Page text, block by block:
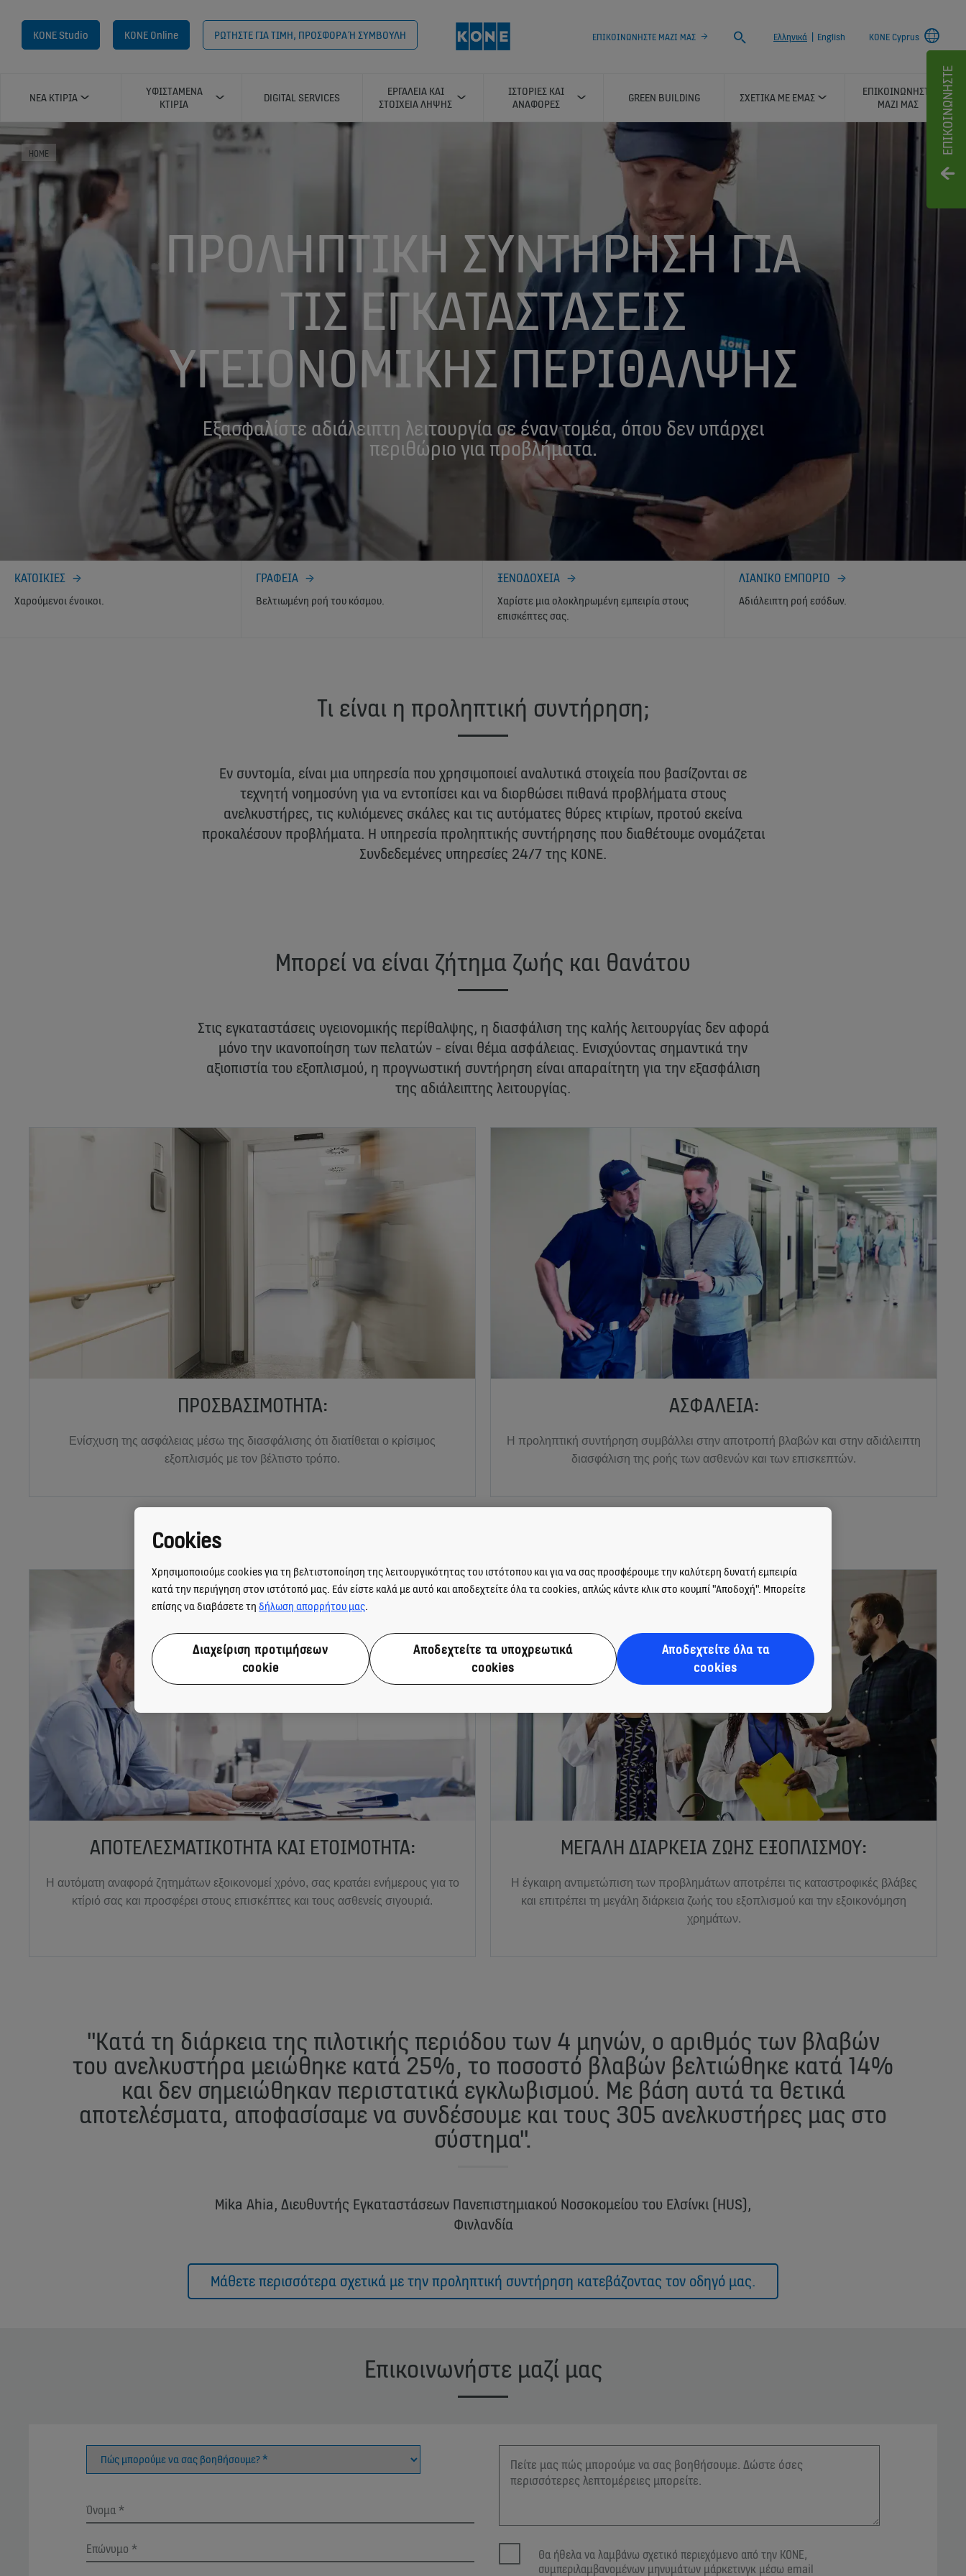
ΕΠΙΚΟΙΝΩΝΉΣΤΕ
KONE Studio KONE Online ΡΩΤΗΣΤΕ ΓΙΑ ΤΙΜΗ, ΠΡΟΣΦΟΡΑ Ή ΣΥΜΒΟΥΛΗ ΕΠΙΚΟΙΝΩΝΗΣΤΕ ΜΑΖΙ ΜΑΣ
Search
Ελληνικά English KONE Cyprus
ΝEΑ ΚΤIΡΙΑ
ΥΦΙΣΤAΜΕΝΑ
ΚΤIΡΙΑ
DIGITAL SERVICES
ΕΡΓΑΛΕIΑ ΚΑΙ
ΣΤΟΙΧΕIΑ ΛHΨΗΣ
ΙΣΤΟΡIΕΣ ΚΑΙ
ΑΝΑΦΟΡEΣ
GREEN BUILDING ΣΧΕΤΙΚA ΜΕ ΕΜAΣ
ΕΠΙΚΟΙΝΩΝHΣΤΕ
ΜΑΖI ΜΑΣ
HOME
ΠΡΟΛΗΠΤΙΚΉ ΣΥΝΤΉΡΗΣΗ ΓΙΑ
ΤΙΣ ΕΓΚΑΤΑΣΤΑΣΕΙΣ
ΥΓΕΙΟΝΟΜΙΚΉΣ ΠΕΡΊΘΑΛΨΗΣ
Εξασφαλίστε αδιάλειπτη λειτουργία σε έναν τομέα, όπου δεν υπάρχει
περιθώριο για προβλήματα.
ΚΑΤΟΙΚΙΕΣ
Χαρούμενοι ένοικοι.
ΓΡΑΦΕΙΑ
Βελτιωμένη ροή του κόσμου.
ΞΕΝΟΔΟΧΕΙΑ
Χαρίστε μια ολοκληρωμένη εμπειρία στους
επισκέπτες σας.
ΛΙΑΝΙΚΟ ΕΜΠΟΡΙΟ
Αδιάλειπτη ροή εσόδων.
Τι είναι η προληπτική συντήρηση;
Εν συντομία, είναι μια υπηρεσία που χρησιμοποιεί αναλυτικά στοιχεία που βασίζονται σε
τεχνητή νοημοσύνη για να εντοπίσει και να διορθώσει πιθανά προβλήματα στους
ανελκυστήρες, τις κυλιόμενες σκάλες και τις αυτόματες θύρες κτιρίων, προτού εκείνα
προκαλέσουν προβλήματα. Η υπηρεσία προληπτικής συντήρησης που διαθέτουμε ονομάζεται
Συνδεδεμένες υπηρεσίες 24/7 της KONE.
Μπορεί να είναι ζήτημα ζωής και θανάτου
Στις εγκαταστάσεις υγειονομικής περίθαλψης, η διασφάλιση της καλής λειτουργίας δεν αφορά
μόνο την ικανοποίηση των πελατών - είναι θέμα ασφάλειας. Ενισχύοντας σημαντικά την
αξιοπιστία του εξοπλισμού, η προγνωστική συντήρηση είναι απαραίτητη για την εξασφάλιση
της αδιάλειπτης λειτουργίας.
ΠΡΟΣΒΑΣΙΜΌΤΗΤΑ:
Ενίσχυση της ασφάλειας μέσω της διασφάλισης ότι διατίθεται ο κρίσιμος
εξοπλισμός με τον βέλτιστο τρόπο.
ΑΣΦΆΛΕΙΑ:
Η προληπτική συντήρηση συμβάλλει στην αποτροπή βλαβών και στην αδιάλειπτη
διασφάλιση της ροής των ασθενών και των επισκεπτών.
ΑΠΟΤΕΛΕΣΜΑΤΙΚΌΤΗΤΑ ΚΑΙ ΕΤΟΙΜΌΤΗΤΑ:
Η αυτόματη αναφορά ζητημάτων εξοικονομεί χρόνο, σας κρατάει ενήμερους για το
κτίριό σας και προσφέρει στους επισκέπτες και τους ασθενείς σιγουριά.
ΜΕΓΆΛΗ ΔΙΆΡΚΕΙΑ ΖΩΉΣ ΕΞΟΠΛΙΣΜΟΎ:
Η έγκαιρη αντιμετώπιση των προβλημάτων αποτρέπει τις καταστροφικές βλάβες
και επιτρέπει τη μεγάλη διάρκεια ζωής του εξοπλισμού και την εξοικονόμηση
χρημάτων.
"Κατά τη διάρκεια της πιλοτικής περιόδου των 4 μηνών, ο αριθμός των βλαβών
του ανελκυστήρα μειώθηκε κατά 25%, το ποσοστό βλαβών βελτιώθηκε κατά 14%
και δεν σημειώθηκαν περιστατικά εγκλωβισμού. Με βάση αυτά τα θετικά
αποτελέσματα, αποφασίσαμε να συνδέσουμε και τους 305 ανελκυστήρες μας στο
σύστημα".
Mika Ahia, Διευθυντής Εγκαταστάσεων Πανεπιστημιακού Νοσοκομείου του Ελσίνκι (HUS),
Φινλανδία
Μάθετε περισσότερα σχετικά με την προληπτική συντήρηση κατεβάζοντας τον οδηγό μας.
Επικοινωνήστε μαζί μας
Θα ήθελα να λαμβάνω σχετικό περιεχόμενο από την KONE,
συμπεριλαμβανομένων μηνυμάτων μάρκετινγκ μέσω email
Cookies
Χρησιμοποιούμε cookies για τη βελτιστοποίηση της λειτουργικότητας του ιστότοπου και για να σας προσφέρουμε την καλύτερη δυνατή εμπειρία
κατά την περιήγηση στον ιστότοπό μας. Εάν είστε καλά με αυτό και αποδεχτείτε όλα τα cookies, απλώς κάντε κλικ στο κουμπί "Αποδοχή". Μπορείτε
επίσης να διαβάσετε τη δήλωση απορρήτου μας.
Διαχείριση προτιμήσεων
cookie
Αποδεχτείτε τα υποχρεωτικά
cookies
Αποδεχτείτε όλα τα
cookies